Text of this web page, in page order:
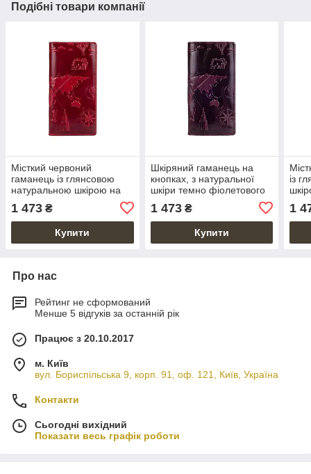
Подібні товари компанії
Місткий червоний
гаманець із глянсовою
натуральною шкірою на
wonders of the world"
1 473 ₴
Купити
Шкіряний гаманець на
кнопках, з натуральної
шкіри темно фіолетового
wonders of the world"
1 473₴
Купити
із
of
1
Про нас
Рейтинг не сформований
Менше 5 відгуків за останній рік
Працює з 20.10.2017
м. Київ
вул. Бориспільська 9, корп. 91, оф. 121, Київ, Україна
Контакти
Сьогодні вихідний
Показати весь графік роботи